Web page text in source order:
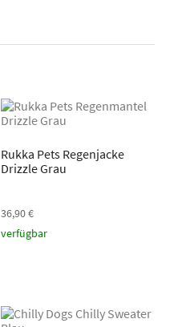
Rukka Pets Regenjacke
Drizzle Grau
36,90€
verfügbar